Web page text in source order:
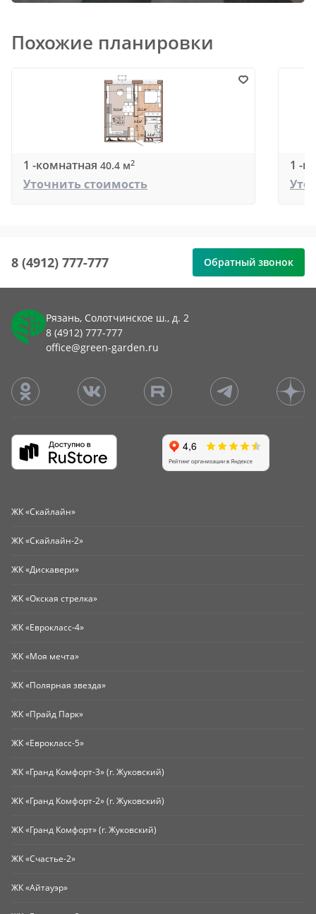
Похожие планировки
1 -комнатная 40.4 м2
Уточнить стоимость
1 -
8 (4912) 777-777 Обратный звонок
Рязань, Солотчинское ш., д. 2
8 (4912) 777-777
office@green-garden.ru
ЖК «Скайлайн»
ЖК «Скайлайн-2»
ЖК «Дискавери»
ЖК «Окская стрелка»
ЖК «Еврокласс-4»
ЖК «Моя мечта»
ЖК «Полярная звезда»
ЖК «Прайд Парк»
ЖК «Еврокласс-5»
ЖК «Гранд Комфорт-3» (г. Жуковский)
ЖК «Гранд Комфорт-2» (г. Жуковский)
ЖК «Гранд Комфорт» (г. Жуковский)
ЖК «Счастье-2»
ЖК «Айтауэр»